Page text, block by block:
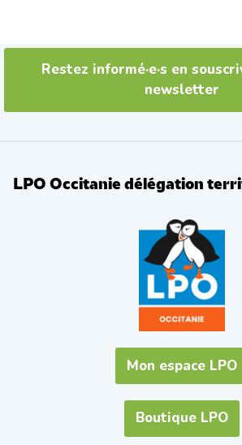
Restez informé·e·s en
newsletter
LPO Occitanie délégation
Mon espace LPO
Boutique LPO